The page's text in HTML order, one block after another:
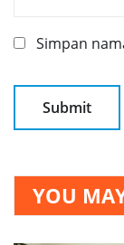
Simpan
YOU